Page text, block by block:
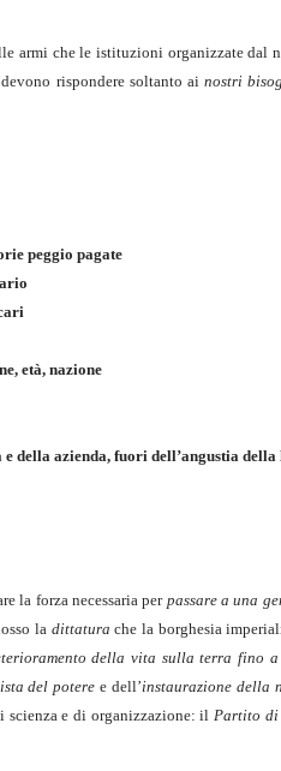
armi che le istituzioni organizzate dal
rispondere soltanto ai nostri
peggio pagate
età, nazione
della azienda, fuori dell’angustia
la forza necessaria per passare a una
la dittatura che la borghesia
della vita sulla terra fino a
del potere e dell’instaurazione della
scienza e di organizzazione: il Partito